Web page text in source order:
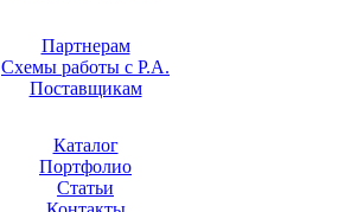
Партнерам
Схемы работы с Р.А.
Поставщикам
Каталог
Портфолио
Статьи